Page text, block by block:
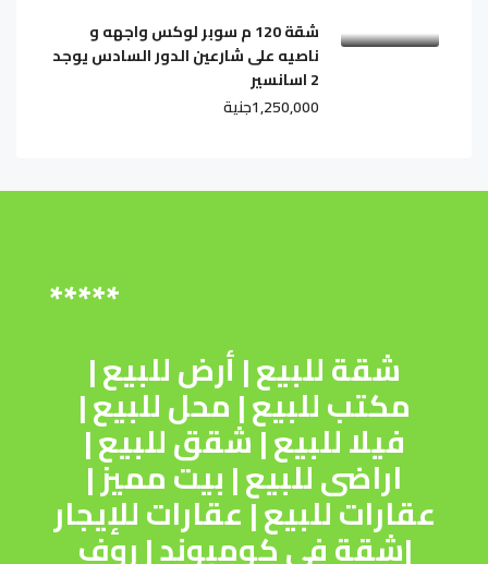
شقة 120 م سوبر لوكس واجهه و
ناصيه على شارعين الدور السادس يوجد
2 اسانسير
1,250,000جنية
*****
شقة للبيع|أرض للبيع|
مكتب للبيع|محل للبيع|
فيلا للبيع|شقق للبيع|
اراضى للبيع|بيت مميز|
عقارات للبيع|عقارات للإيجار
|شقة فى كومبوند|روف